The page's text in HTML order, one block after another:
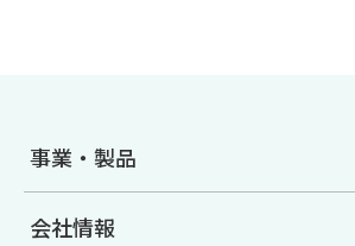
事業・製品
会社情報